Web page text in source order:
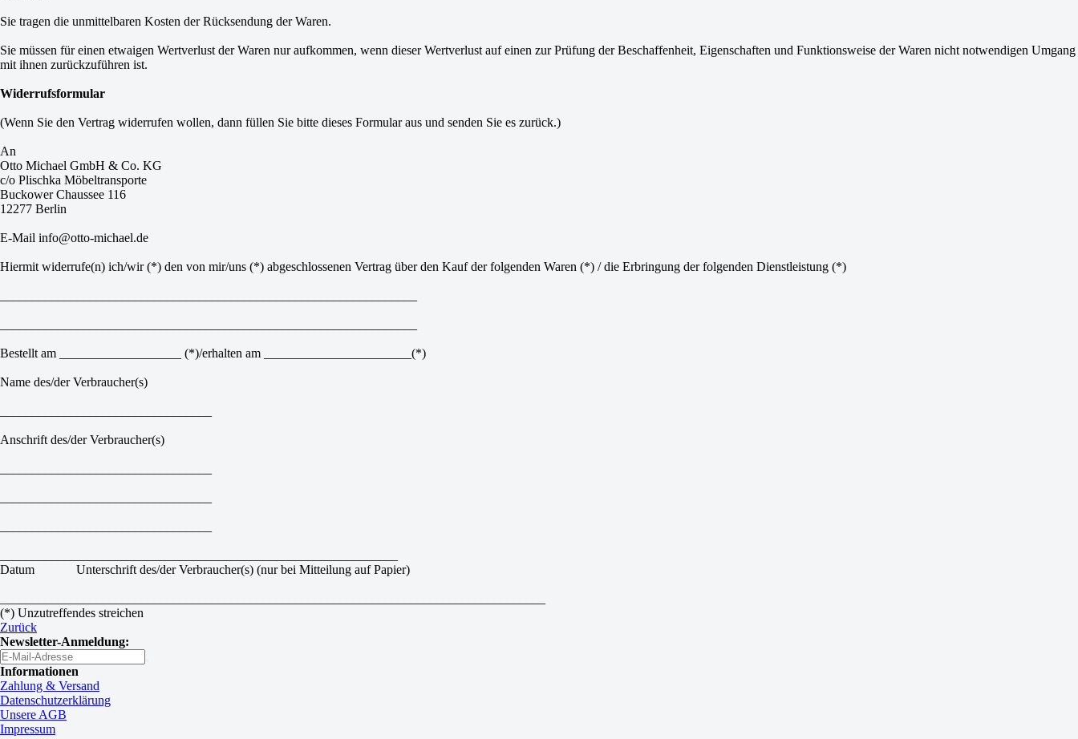
Sie tragen die unmittelbaren Kosten der Rücksendung der Waren.
Sie müssen für einen etwaigen Wertverlust der Waren nur aufkommen, wenn dieser Wertverlust auf einen zur Prüfung der Beschaffenheit, Eigenschaften und Funktionsweise der Waren nicht notwendigen Umgang
mit ihnen zurückzuführen ist.
Widerrufsformular
(Wenn Sie den Vertrag widerrufen wollen, dann füllen Sie bitte dieses Formular aus und senden Sie es zurück.)
An
Otto Michael GmbH & Co. KG
c/o Plischka Möbeltransporte
Buckower Chaussee 116
12277 Berlin
E-Mail info@otto-michael.de
Hiermit widerrufe(n) ich/wir (*) den von mir/uns (*) abgeschlossenen Vertrag über den Kauf der folgenden Waren (*) / die Erbringung der folgenden Dienstleistung (*)
Bestellt am ___________________ (*)/erhalten am _______________________(*)
Name des/der Verbraucher(s)
Anschrift des/der Verbraucher(s)
Datum Unterschrift des/der Verbraucher(s) (nur bei Mitteilung auf Papier)
(*) Unzutreffendes streichen
Zurück
Newsletter-Anmeldung:
Informationen
Zahlung & Versand
Datenschutzerklärung
Unsere AGB
Impressum